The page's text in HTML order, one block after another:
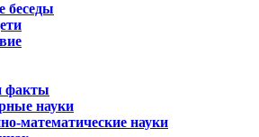
беседы
факты
науки
математические науки